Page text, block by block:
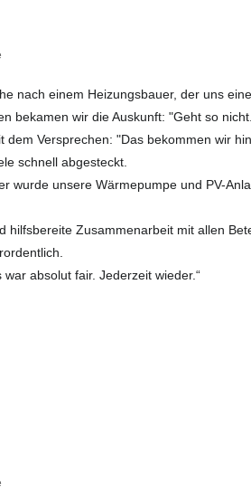
nach einem Heizungsbauer, der uns
bekamen wir die Auskunft: "Geht so
dem Versprechen: "Das bekommen wir
schnell abgesteckt.
wurde unsere Wärmepumpe und PV-
hilfsbereite Zusammenarbeit mit allen
absolut fair. Jederzeit wieder.“